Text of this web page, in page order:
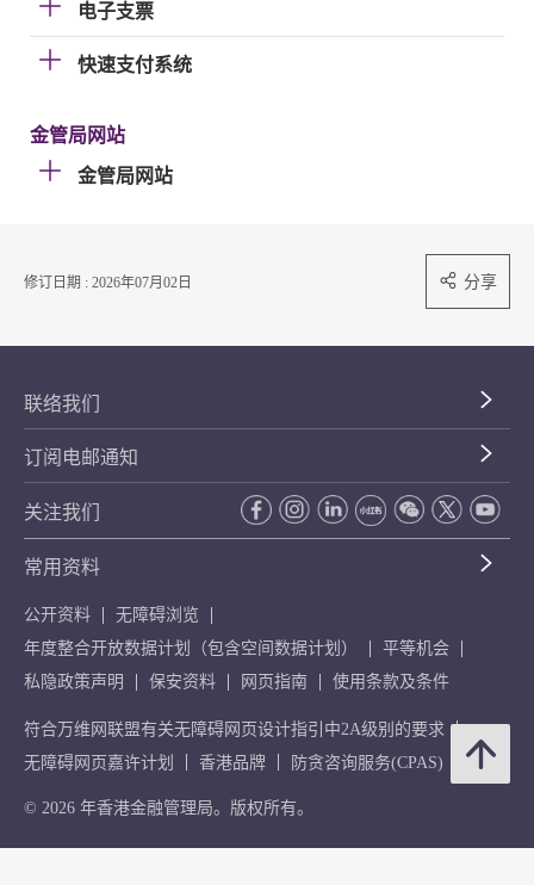
电子支票
快速支付系统
金管局网站
金管局网站
修订日期 : 2026年07月02日 分享
联络我们
订阅电邮通知
关注我们
常用资料
公开资料
无障碍浏览
年度整合开放数据计划（包含空间数据计划）
平等机会
私隐政策声明
保安资料 网页指南 使用条款及条件
符合万维网联盟有关无障碍网页设计指引中2A级别的要求
无障碍网页嘉许计划
香港品牌 防贪咨询服务(CPAS)
© 2026 年香港金融管理局。版权所有。